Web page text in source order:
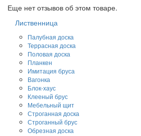
Еще нет отзывов об этом товаре.
Лиственница
Палубная доска
Террасная доска
Половая доска
Планкен
Имитация бруса
Вагонка
Блок-хаус
Клееный брус
Мебельный щит
Строганная доска
Строганный брус
Обрезная доска